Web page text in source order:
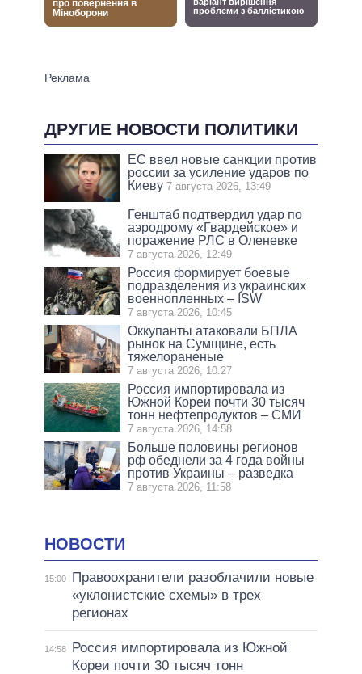
ДРУГИЕ НОВОСТИ ПОЛИТИКИ
ЕС ввел новые санкции против
россии за усиление ударов по
Киеву 7 августа 2026, 13:49
Генштаб подтвердил удар по
аэродрому «Гвардейское» и
поражение РЛС в Оленевке
7 августа 2026, 12:49
Россия формирует боевые
подразделения из украинских
военнопленных – ISW
7 августа 2026, 10:45
Оккупанты атаковали БПЛА
рынок на Сумщине, есть
тяжелораненые
7 августа 2026, 10:27
Россия импортировала из
Южной Кореи почти 30 тысяч
тонн нефтепродуктов – СМИ
7 августа 2026, 14:58
Больше половины регионов
рф обеднели за 4 года войны
против Украины – разведка
7 августа 2026, 11:58
НОВОСТИ
15:00
Правоохранители разоблачили новые
«уклонистские схемы» в трех
регионах
14:58
Россия импортировала из Южной
Кореи почти 30 тысяч тонн